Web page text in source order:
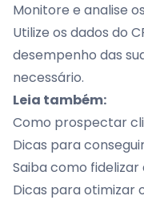
Monitore e analise
Utilize os dados do
desempenho das
necessário.
Leia também:
Como prospectar
Dicas para
Saiba como
Dicas para otimizar